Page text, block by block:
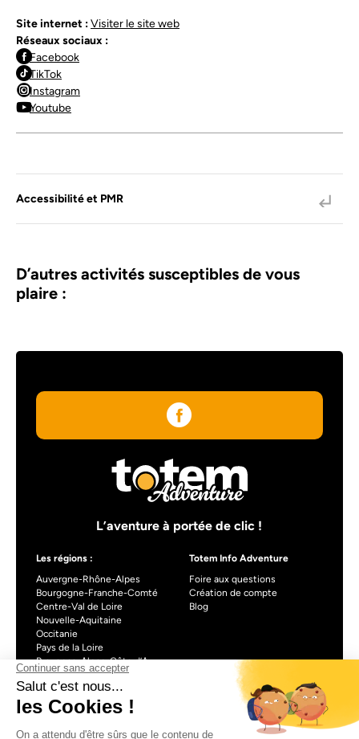
Site internet :Visiter le site web
Réseaux sociaux :
Facebook
TikTok
Instagram
Youtube
Accessibilité et PMR
D’autres activités susceptibles de vous
plaire :
L’aventure à portée de clic !
Les régions :
Auvergne-Rhône-Alpes
Bourgogne-Franche-Comté
Centre-Val de Loire
Nouvelle-Aquitaine
Occitanie
Pays de la Loire
Provence-Alpes-Côte d’Azur
Totem Info Adventure
Foire aux questions
Création de compte
Blog
À propos de Totem info Adventure
Formulaire de contact